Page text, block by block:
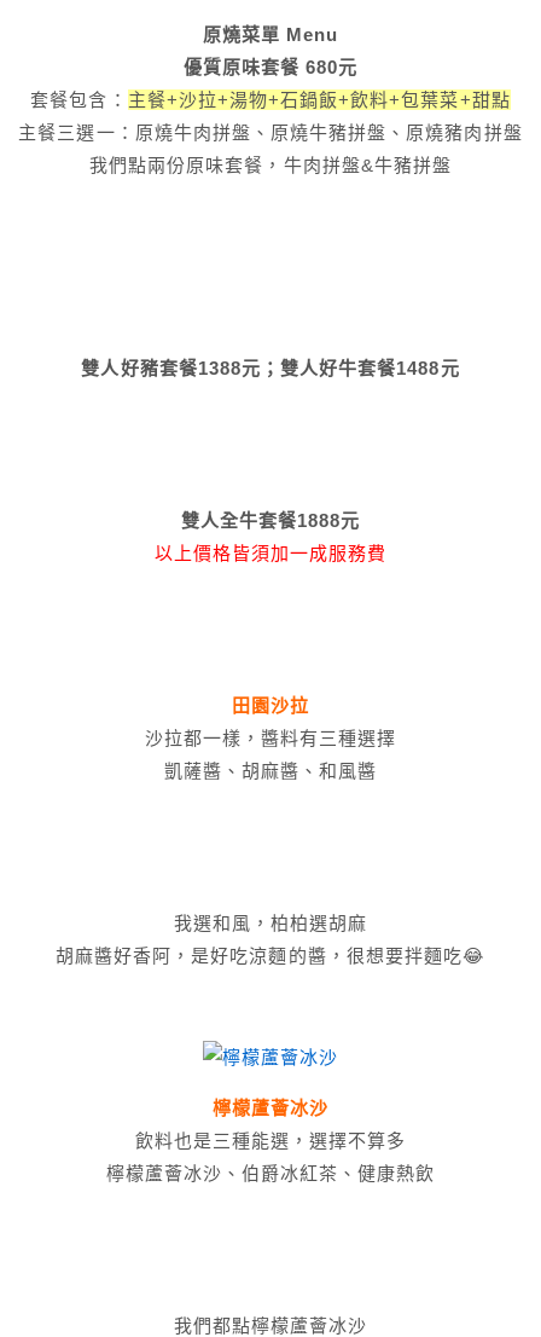
原燒菜單 Menu
優質原味套餐 680元
套餐包含： 主餐+沙拉+湯物+石鍋飯+飲料+包葉菜+甜點
主餐三選一：原燒牛肉拼盤、原燒牛豬拼盤、原燒豬肉拼盤
我們點兩份原味套餐，牛肉拼盤&牛豬拼盤
雙人好豬套餐1388元；雙人好牛套餐1488元
雙人全牛套餐1888元
以上價格皆須加一成服務費
田園沙拉
沙拉都一樣，醬料有三種選擇
凱薩醬、胡麻醬、和風醬
我選和風，柏柏選胡麻
胡麻醬好香阿，是好吃涼麵的醬，很想要拌麵吃😂
檸檬蘆薈冰沙
飲料也是三種能選，選擇不算多
檸檬蘆薈冰沙、伯爵冰紅茶、健康熱飲
我們都點檸檬蘆薈冰沙